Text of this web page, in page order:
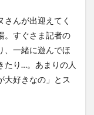
んが出迎えてく
。すぐさま記者の
、一緒に遊んでほ
たり…。あまりの人
大好きなの」とス